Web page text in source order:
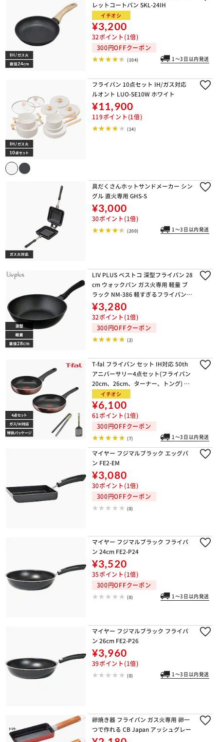
レットコートパン SKL-24IH
イチオシ
¥3,200
32ポイント(1倍)
300円OFFクーポン
(104) 1～3日以内発送
フライパン 10点セット IH/ガス対応
ルオント LUO-SE10W ホワイト
¥11,900
119ポイント(1倍)
(14)
具だくさんホットサンドメーカー シン
グル 直火専用 GHS-S
¥3,000
30ポイント(1倍)
(200) 1～3日以内発送
LIV PLUS ベストコ 深型フライパン 28
cm ウォックパン ガス火専用 軽量 ブ
ラック NM-386 軽すぎるフライパン
ブラック NM-386
¥3,280
32ポイント(1倍)
300円OFFクーポン
(2)
T-fal フライパン セット IH対応 50th
アニバーサリー4点セット(フライパン
20cm、26cm、ターナー、トング) グ
ループセブジャパン 【PFOAフリー】
イチオシ
¥6,100
61ポイント(1倍)
300円OFFクーポン
(7) 1～3日以内発送
マイヤー フジマルブラック エッグパ
ン FE2-EM
¥3,080
30ポイント(1倍)
300円OFFクーポン
(0)
マイヤー フジマルブラック フライパ
ン 24cm FE2-P24
¥3,520
35ポイント(1倍)
300円OFFクーポン
(0) 1～3日以内発送
マイヤー フジマルブラック フライパ
ン 26cm FE2-P26
¥3,960
39ポイント(1倍)
(0) 1～3日以内発送
卵焼き器 フライパン ガス火専用 卵一
つで作れる CB Japan アッシュグレー